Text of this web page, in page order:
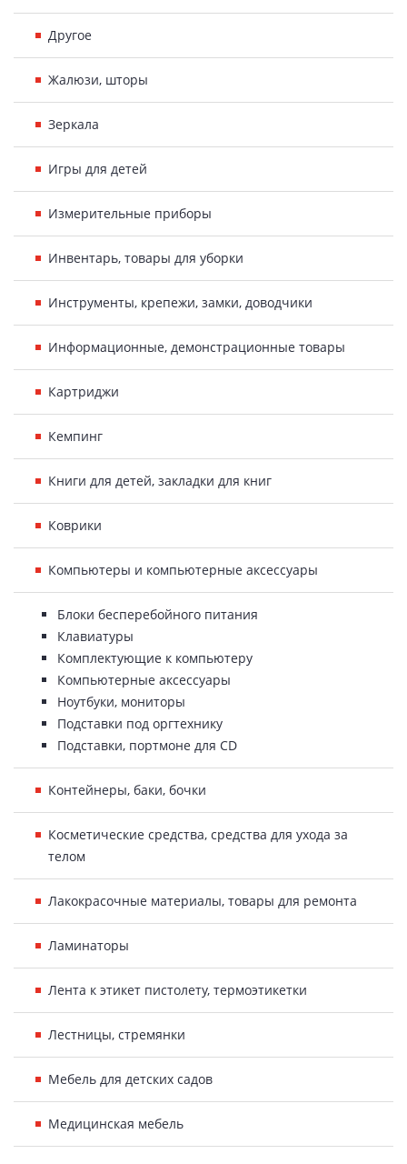
Другое
Жалюзи, шторы
Зеркала
Игры для детей
Измерительные приборы
Инвентарь, товары для уборки
Инструменты, крепежи, замки, доводчики
Информационные, демонстрационные товары
Картриджи
Кемпинг
Книги для детей, закладки для книг
Коврики
Компьютеры и компьютерные аксессуары
Блоки бесперебойного питания
Клавиатуры
Комплектующие к компьютеру
Компьютерные аксессуары
Ноутбуки, мониторы
Подставки под оргтехнику
Подставки, портмоне для CD
Контейнеры, баки, бочки
Косметические средства, средства для ухода за
телом
Лакокрасочные материалы, товары для ремонта
Ламинаторы
Лента к этикет пистолету, термоэтикетки
Лестницы, стремянки
Мебель для детских садов
Медицинская мебель